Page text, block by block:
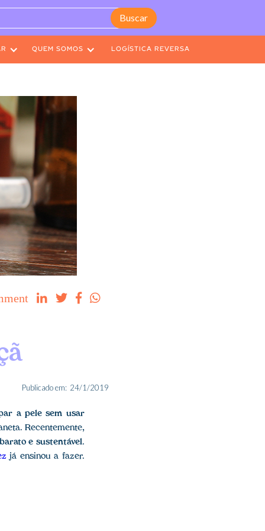
QUEM SOMOS LOGÍSTICA REVERSA
   
Publicado em: 24/1/2019
a pele sem usar
Recentemente,
barato e sustentável.
já ensinou a fazer.